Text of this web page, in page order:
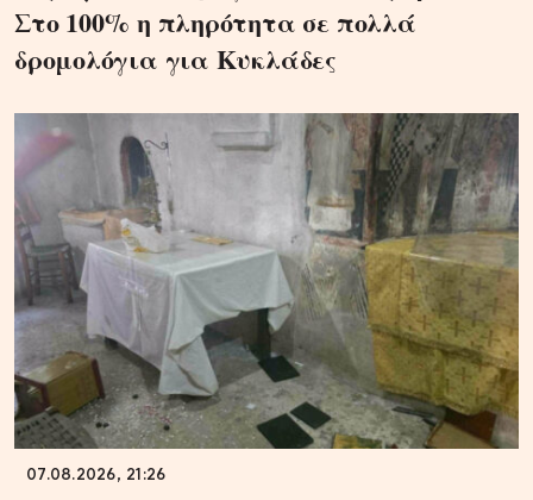
Στο 100% η πληρότητα σε πολλά
δρομολόγια για Κυκλάδες
07.08.2026, 21:26